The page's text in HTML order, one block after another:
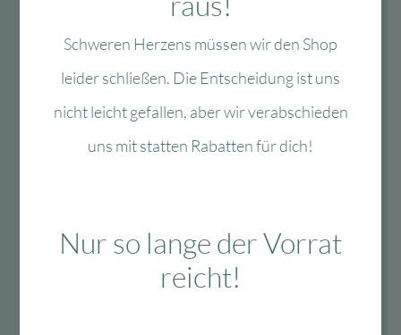
Schweren Herzens müssen wir den Shop
leider schließen. Die Entscheidung ist uns
nicht leicht gefallen, aber wir verabschieden
uns mit statten Rabatten für dich!
Nur so lange der Vorrat
reicht!